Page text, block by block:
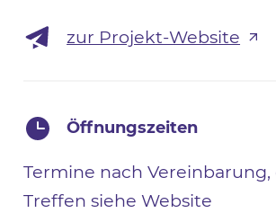
zur Projekt-Website
Öffnungszeiten
Termine nach Vereinbarung,
Treffen siehe Website